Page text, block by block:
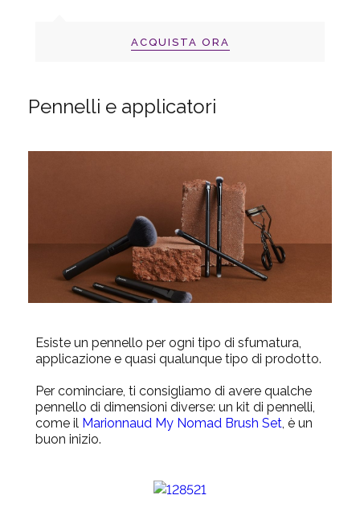
ACQUISTA ORA
Pennelli e applicatori
Esiste un pennello per ogni tipo di sfumatura,
applicazione e quasi qualunque tipo di prodotto.
Per cominciare, ti consigliamo di avere qualche
pennello di dimensioni diverse: un kit di pennelli,
come il Marionnaud My Nomad Brush Set, è un
buon inizio.